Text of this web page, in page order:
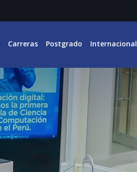
Carreras Postgrado Internacional